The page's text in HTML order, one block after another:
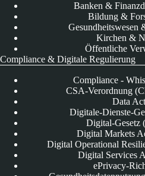
Banken &
Bildung &
Gesundheitswesen
Kirchen &
Öffentliche
Compliance & Digitale Regulierung
Compliance -
CSA-Verordnung
Data Act
Digitale-Dienste-
Digital-Gesetz
Digital Markets
Digital Operational
Digital Services
ePrivacy-